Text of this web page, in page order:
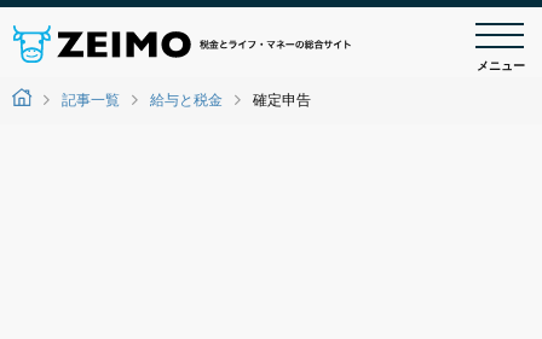
メニュー
記事一覧 給与と税金 確定申告